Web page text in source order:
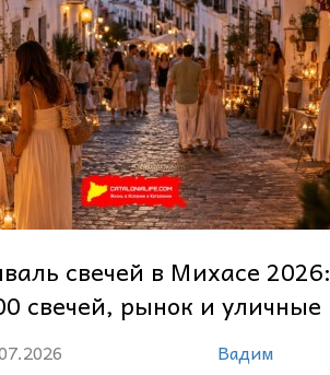
свечей в Михасе 2026:
свечей, рынок и уличные
Вадим